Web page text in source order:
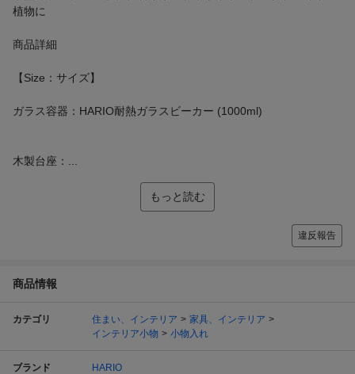
植物に
商品詳細
【Size：サイズ】
ガラス容器：HARIO耐熱ガラスビーカー (1000ml)
木製台座：...
もっと読む
違反報告
商品情報
カテゴリ 住まい、インテリア
家具、インテリア
インテリア小物
小物入れ
ブランド HARIO